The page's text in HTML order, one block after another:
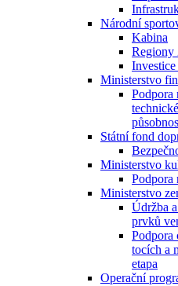
Národní
Kabina
Regiony
Ministerstvo
Podpora
Státní fond
Ministerstvo
Podpora
Ministerstvo
Údržba
prvků
Podpora
tocích a
etapa
Operační